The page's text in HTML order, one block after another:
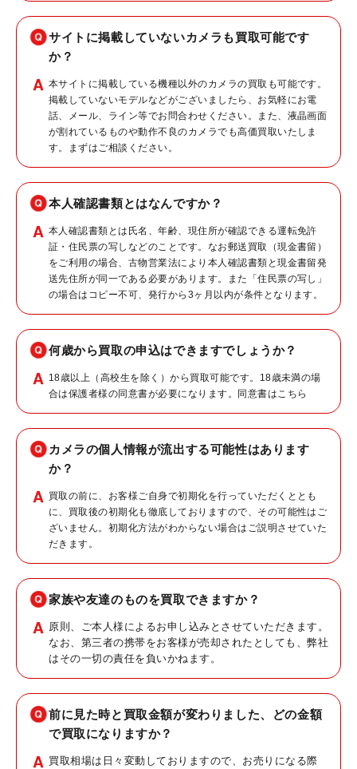
サイトに掲載していないカメラも買取可能です
か？
本サイトに掲載している機種以外のカメラの買取も可能です。
掲載していないモデルなどがございましたら、お気軽にお電
話、メール、ライン等でお問合わせください。また、液晶画面
が割れているものや動作不良のカメラでも高価買取いたしま
す。まずはご相談ください。
本人確認書類とはなんですか？
本人確認書類とは氏名、年齢、現住所が確認できる運転免許
証・住民票の写しなどのことです。なお郵送買取（現金書留）
をご利用の場合、古物営業法により本人確認書類と現金書留発
送先住所が同一である必要があります。また「住民票の写し」
の場合はコピー不可、発行から3ヶ月以内が条件となります。
何歳から買取の申込はできますでしょうか？
18歳以上（高校生を除く）から買取可能です。18歳未満の場
合は保護者様の同意書が必要になります。同意書はこちら
カメラの個人情報が流出する可能性はあります
か？
買取の前に、お客様ご自身で初期化を行っていただくととも
に、買取後の初期化も徹底しておりますので、その可能性はご
ざいません。初期化方法がわからない場合はご説明させていた
だきます。
家族や友達のものを買取できますか？
原則、ご本人様によるお申し込みとさせていただきます。
なお、第三者の携帯をお客様が売却されたとしても、弊社
はその一切の責任を負いかねます。
前に見た時と買取金額が変わりました、どの金額
で買取になりますか？
買取相場は日々変動しておりますので、お売りになる際